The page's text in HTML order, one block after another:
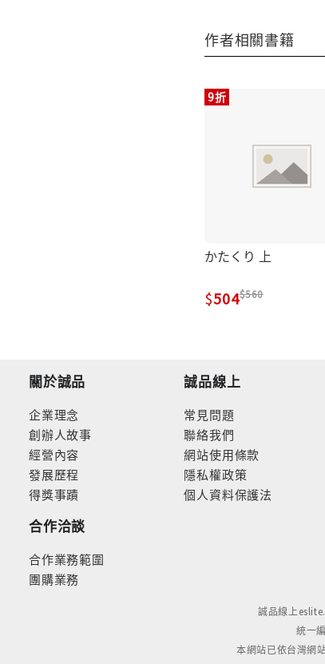
作者相關書籍
9折
かたくり 上
504 560
關於誠品
企業理念
創辦人故事
經營內容
發展歷程
得獎事蹟
合作洽談
合作業務範圍
團購業務
誠品線上
常見問題
聯絡我們
網站使用條款
隱私權政策
個人資料保護法
誠品線上
統一
本網站已依台灣網